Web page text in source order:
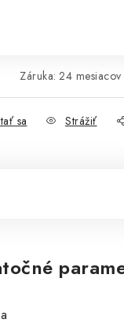
Záruka: 24 mesiacov
sa Strážiť